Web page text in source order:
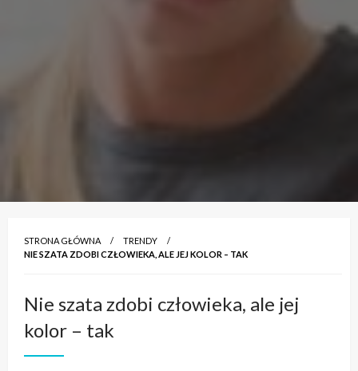
STRONA GŁÓWNA
TRENDY
NIE SZATA ZDOBI CZŁOWIEKA, ALE JEJ KOLOR – TAK
Nie szata zdobi człowieka, ale jej
kolor – tak